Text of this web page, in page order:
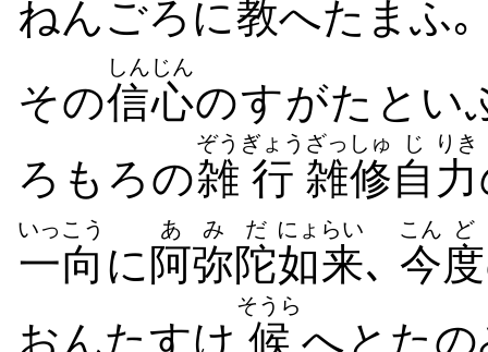
ねんごろに教へ​たまふ｡
その信心
しんじん
の​すがた​とい
ろもろ​の雑
ぞう
行
ぎょう
雑修
ざっしゅ
自
じ
力
りき
一向
いっこう
に阿
あ
弥陀
みだ
如来
にょらい
､ 今
こん
度
ど
おんたすけ 候
そうら
へ​と​た